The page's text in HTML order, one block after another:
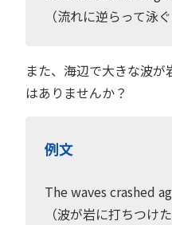
（流れに逆らって泳
また、海辺で大きな波
はありませんか？
例文
The waves crashed
（波が岩に打ちつけた